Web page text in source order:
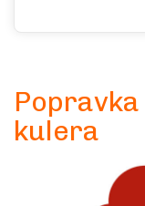
Popravka
kulera